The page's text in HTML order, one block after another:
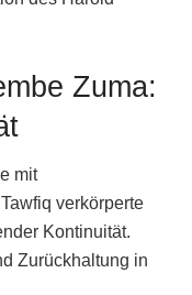
Zuma:
mit
verkörperte
Kontinuität.
Zurückhaltung in